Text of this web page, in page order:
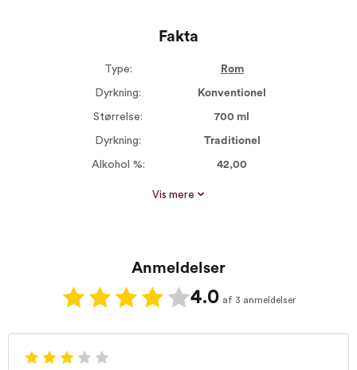
Fakta
Type: Rom
Dyrkning: Konventionel
Størrelse: 700 ml
Dyrkning: Traditionel
Alkohol %: 42,00
Rom type:
Vis mere
Anmeldelser
4.0 af 3 anmeldelser